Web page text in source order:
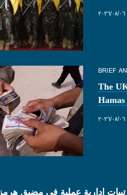
٠٦‏/٠٨‏/٢٠٢٦
BRIEF
The
٠٦‏/٠٨‏/٢٠٢٦
إدارية عملية في مضيق هرمز